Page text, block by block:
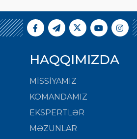
HAQQIMIZDA
MISSIYAMIZ
KOMANDAMIZ
EKSPERTLƏR
MƏZUNLAR